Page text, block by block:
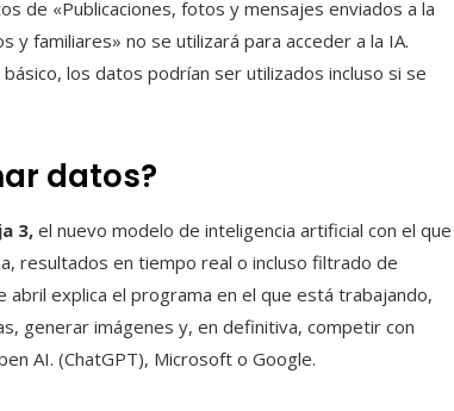
de «Publicaciones, fotos y mensajes enviados a la
y familiares» no se utilizará para acceder a la IA.
los datos podrían ser utilizados incluso si se
datos?
3, el nuevo modelo de inteligencia artificial con el que
resultados en tiempo real o incluso filtrado de
abril explica el programa en el que está trabajando,
generar imágenes y, en definitiva, competir con
AI. (ChatGPT), Microsoft o Google.